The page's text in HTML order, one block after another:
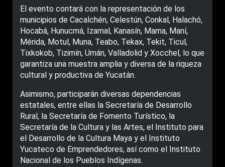
El evento contará con la representación de los
municipios de Cacalchén, Celestún, Conkal, Halachó,
Hocabá, Hunucmá, Izamal, Kanasín, Mama, Maní,
Mérida, Motul, Muna, Teabo, Tekax, Tekit, Ticul,
Tixkokob, Tizimín, Umán, Valladolid y Xocchel, lo que
garantiza una muestra amplia y diversa de la riqueza
cultural y productiva de Yucatán.
Asimismo, participarán diversas dependencias
estatales, entre ellas la Secretaría de Desarrollo
Rural, la Secretaría de Fomento Turístico, la
Secretaría de la Cultura y las Artes, el Instituto para
el Desarrollo de la Cultura Maya y el Instituto
Yucateco de Emprendedores, así como el Instituto
Nacional de los Pueblos Indígenas.